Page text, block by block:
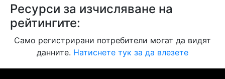
Ресурси за изчисляване на
рейтингите:
Само регистрирани потребители могат да видят
данните. Натиснете тук за да влезете